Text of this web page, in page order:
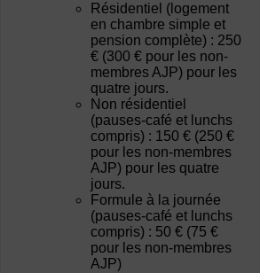
Résidentiel (logement
en chambre simple et
pension complète) : 250
€ (300 € pour les non-
membres AJP) pour les
quatre jours.
Non résidentiel
(pauses-café et lunchs
compris) : 150 € (250 €
pour les non-membres
AJP) pour les quatre
jours.
Formule à la journée
(pauses-café et lunchs
compris) : 50 € (75 €
pour les non-membres
AJP)